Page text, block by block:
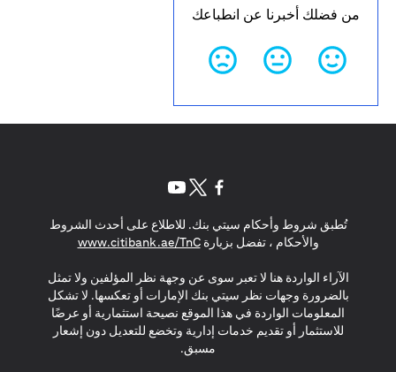
من فضلك أخبرنا عن انطباعك
تُطبق شروط وأحكام سيتي بنك. للاطلاع على أحدث الشروط
والأحكام ، تفضل بزيارةwww.citibank.ae/TnC
(opens in a new tab)
الآراء الواردة هنا لا تعبر سوى عن وجهة نظر المؤلفين ولا تمثل
بالضرورة وجهات نظر سيتي بنك الإمارات أو تعكسها. لا تشكل
المعلومات الواردة في هذا الموقع نصيحة استثمارية أو عرضًا
للاستثمار أو تقديم خدمات إدارية وتخضع للتعديل دون إشعار
مسبق.